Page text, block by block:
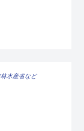
水産省など